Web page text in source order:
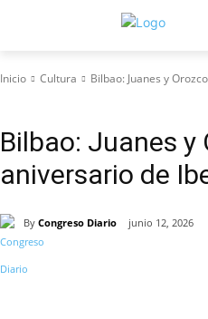
Inicio Cultura Bilbao: Juanes y
Bilbao: Juanes y
aniversario de
By Congreso Diario junio 12, 2026